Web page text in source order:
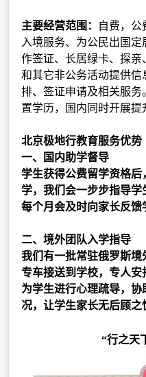
主要经营范围： 自费，公
入境服务、为公民出国
作签证、长居绿卡、探
和其它非公务活动提供
排、签证申请及相关服
置学历，国内同时开展提
北京极地行教育服务优势
一、国内助学督导
学生获得公费留学资格
学，我们会一步步指导学
每个月会及时向家长反馈
二、境外团队入学指导
我们有一批常驻俄罗斯
专车接送到学校，专人安
为学生进行心理疏导，
况，让学生家长无后顾之
“行之天